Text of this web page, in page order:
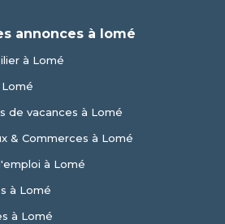
annonces à lomé
à Lomé
Lomé
de vacances à Lomé
& Commerces à Lomé
à Lomé
à Lomé
à Lomé